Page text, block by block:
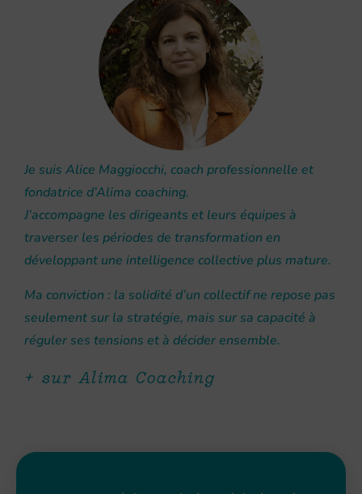
Je suis Alice Maggiocchi, coach professionnelle et
fondatrice d’Alima coaching.
J’accompagne les dirigeants et leurs équipes à
traverser les périodes de transformation en
développant une intelligence collective plus mature.
Ma conviction : la solidité d’un collectif ne repose pas
seulement sur la stratégie, mais sur sa capacité à
réguler ses tensions et à décider ensemble.
+ sur Alima Coaching